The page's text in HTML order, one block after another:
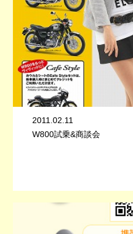
2011.02.11
W800試乗&商談会